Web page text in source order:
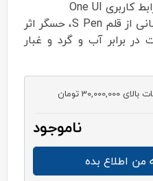
پشتیبانی از قلم S Pen، حسگر اثر
در برابر آب و گرد و غبار
تومان
ناموجود